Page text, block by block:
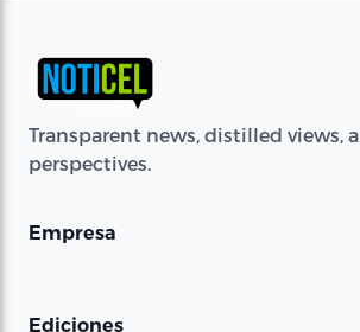
Transparent news, distilled views,
perspectives.
Empresa
Ediciones